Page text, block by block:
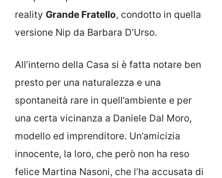
reality Grande Fratello, condotto in quella
versione Nip da Barbara D’Urso.
All’interno della Casa si è fatta notare ben
presto per una naturalezza e una
spontaneità rare in quell’ambiente e per
una certa vicinanza a Daniele Dal Moro,
modello ed imprenditore. Un’amicizia
innocente, la loro, che però non ha reso
felice Martina Nasoni, che l’ha accusata di